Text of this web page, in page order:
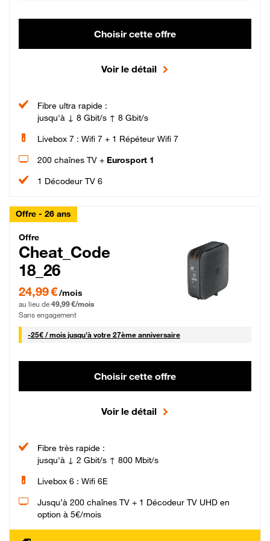
Choisir cette offre
Voir le détail
Fibre ultra rapide :
jusqu'à ↓ 8 Gbit/s ↑ 8 Gbit/s
Livebox 7 : Wifi 7 + 1 Répéteur Wifi 7
200 chaînes TV + Eurosport 1
1 Décodeur TV 6
Offre - 26 ans
Cheat_Code Fibre_18_26
Offre
Cheat_Code
18_26
24,99 € par mois pendant 0 mois puis 49,99 € par mois, Sans engagement
24,99 €/mois
au lieu de 49,99 €/mois
Sans engagement
-25€ / mois25 € par mois
jusqu'à votre 27ème anniversaire
Choisir cette offre
Voir le détail
Fibre très rapide :
jusqu'à ↓ 2 Gbit/s ↑ 800 Mbit/s
Livebox 6 : Wifi 6E
Jusqu’à 200 chaînes TV + 1 Décodeur TV UHD en
option à 5€/mois